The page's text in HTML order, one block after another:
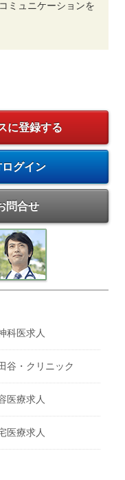
ミュニケーションを
に登録する
ログイン
問合せ
科医求人
谷・クリニック
医療求人
医療求人